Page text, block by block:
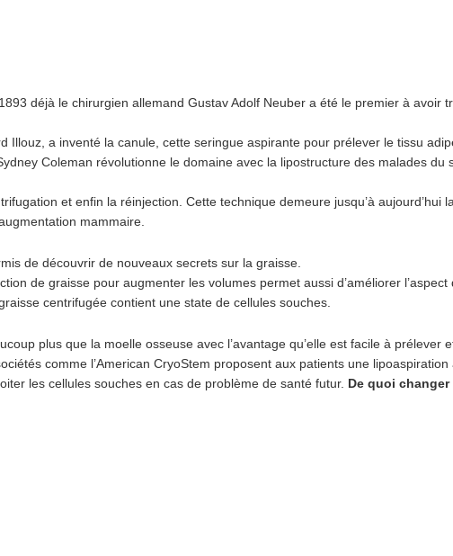
déjà le chirurgien allemand Gustav Adolf Neuber a été le premier à
Illouz, a inventé la canule, cette seringue aspirante pour prélever le tissu
Coleman révolutionne le domaine avec la lipostructure des malades du
et enfin la réinjection. Cette technique demeure jusqu’à aujourd’hui
mammaire.
de découvrir de nouveaux secrets sur la graisse.
de graisse pour augmenter les volumes permet aussi d’améliorer
centrifugée contient une state de cellules souches.
plus que la moelle osseuse avec l’avantage qu’elle est facile à prélever
comme l’American CryoStem proposent aux patients une
les cellules souches en cas de problème de santé futur. De quoi